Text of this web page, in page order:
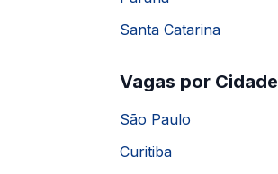
Santa Catarina
Vagas por Cidade
São Paulo
Curitiba